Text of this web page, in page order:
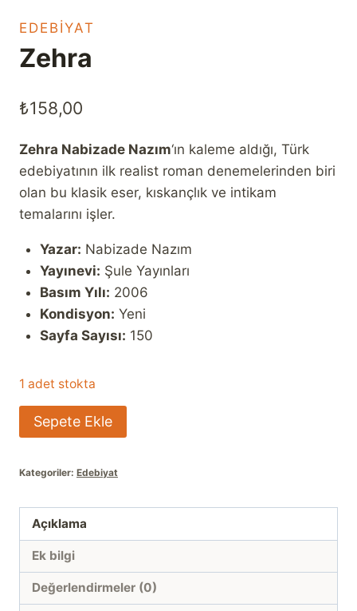
EDEBIYAT
Zehra
₺158,00
Zehra Nabizade Nazım‘ın kaleme aldığı, Türk
edebiyatının ilk realist roman denemelerinden biri
olan bu klasik eser, kıskançlık ve intikam
temalarını işler.
Yazar: Nabizade Nazım
Yayınevi: Şule Yayınları
Basım Yılı: 2006
Kondisyon: Yeni
Sayfa Sayısı: 150
1 adet stokta
Zehra
adet
Sepete Ekle
Kategoriler: Edebiyat
Açıklama
Ek bilgi
Değerlendirmeler (0)